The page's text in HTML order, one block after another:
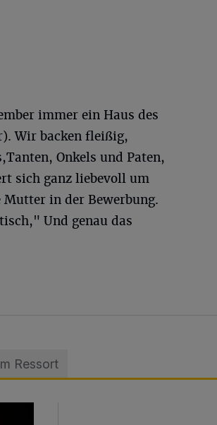
immer ein Haus des
Wir backen fleißig,
Onkels und Paten,
sich ganz liebevoll um
in der Bewerbung.
Und genau das
Ressort